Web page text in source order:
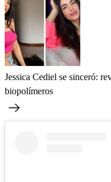
Jessica Cediel se sinceró:
biopolímeros